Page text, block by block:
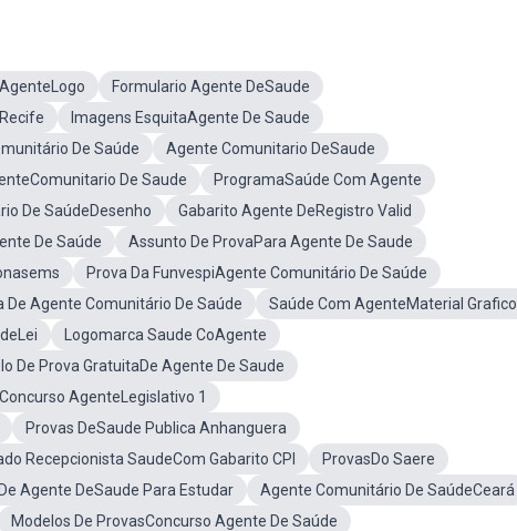
Formulario Agente DeSaude
Imagens EsquitaAgente De Saude
De Saúde
Agente Comunitario DeSaude
De Saude
ProgramaSaúde Com Agente
De SaúdeDesenho
Gabarito Agente DeRegistro Valid
De Saúde
Assunto De ProvaPara Agente De Saude
Prova Da FunvespiAgente Comunitário De Saúde
De Agente Comunitário De Saúde
Saúde Com AgenteMaterial Grafico
Logomarca Saude CoAgente
De Prova GratuitaDe Agente De Saude
AgenteLegislativo 1
Provas DeSaude Publica Anhanguera
Recepcionista SaudeCom Gabarito CPI
ProvasDo Saere
Agente DeSaude Para Estudar
Agente Comunitário De SaúdeCeará
Modelos De ProvasConcurso Agente De Saúde